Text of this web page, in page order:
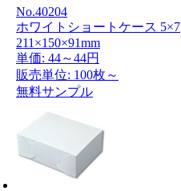
No.40204
ホワイトショートケース 5×7
211×150×91mm
単価: 44～44円
販売単位: 100枚～
無料サンプル